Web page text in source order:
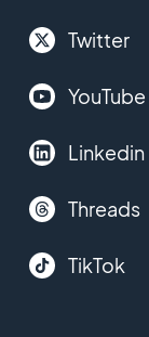
Twitter
YouTube
Linkedin
Threads
TikTok